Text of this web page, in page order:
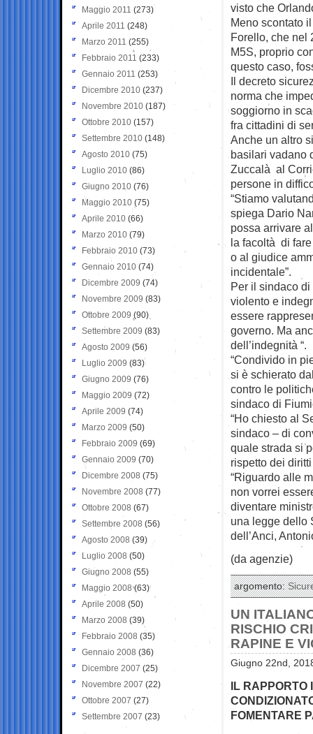
visto che
Meno scontato
Forello, che nel
M5S, proprio
questo caso,
Il decreto
norma che
soggiorno in
fra cittadini di
Anche un altro
basilari vadano
Zuccalà al
persone in
“Stiamo
spiega Dario
possa arrivare
la facoltà di
o al giudice
incidentale”.
Per il sindaco
violento e
essere
governo. Ma
dell’indegnità “.
“Condivido in
si è schierato
contro le
sindaco di
“Ho chiesto al
sindaco – di
quale strada si
rispetto dei
“Riguardo alle
non vorrei
diventare
una legge dello
dell’Anci,
(da agenzie)
argomento:
UN
RISCHIO
RAPINE E
Giugno 22nd,
IL RAPPORTO
FOMENTARE
Maggio 2011 (273)
Aprile 2011 (248)
Marzo 2011 (255)
Febbraio 2011 (233)
Gennaio 2011 (253)
Dicembre 2010 (237)
Novembre 2010 (187)
Ottobre 2010 (157)
Settembre 2010 (148)
Agosto 2010 (75)
Luglio 2010 (86)
Giugno 2010 (76)
Maggio 2010 (75)
Aprile 2010 (66)
Marzo 2010 (79)
Febbraio 2010 (73)
Gennaio 2010 (74)
Dicembre 2009 (74)
Novembre 2009 (83)
Ottobre 2009 (90)
Settembre 2009 (83)
Agosto 2009 (56)
Luglio 2009 (83)
Giugno 2009 (76)
Maggio 2009 (72)
Aprile 2009 (74)
Marzo 2009 (50)
Febbraio 2009 (69)
Gennaio 2009 (70)
Dicembre 2008 (75)
Novembre 2008 (77)
Ottobre 2008 (67)
Settembre 2008 (56)
Agosto 2008 (39)
Luglio 2008 (50)
Giugno 2008 (55)
Maggio 2008(63)
Aprile 2008 (50)
Marzo 2008 (39)
Febbraio 2008 (35)
Gennaio 2008 (36)
Dicembre 2007 (25)
Novembre 2007 (22)
Ottobre 2007 (27)
Settembre 2007 (23)